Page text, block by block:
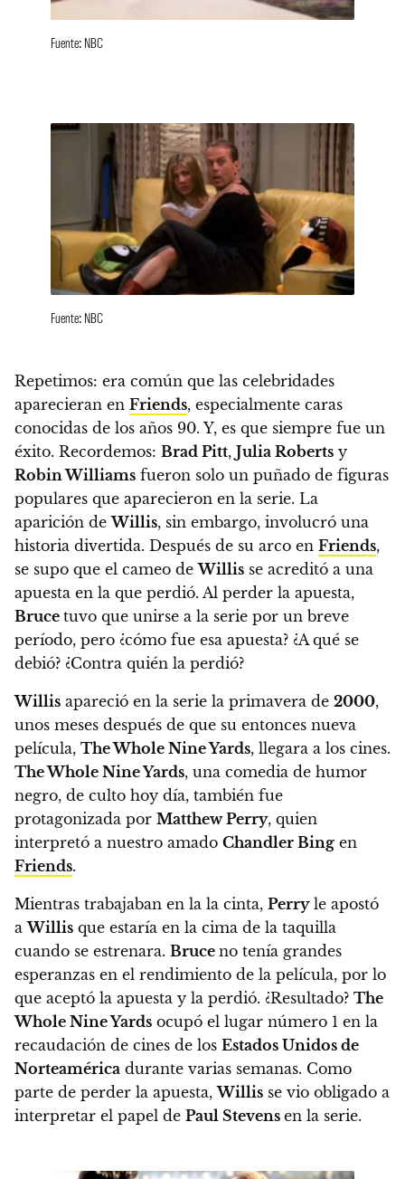
Fuente: NBC
Fuente: NBC
Repetimos: era común que las celebridades
aparecieran en Friends, especialmente caras
conocidas de los años 90. Y, es que siempre fue un
éxito. Recordemos: Brad Pitt, Julia Roberts y
Robin Williams fueron solo un puñado de figuras
populares que aparecieron en la serie. La
aparición deWillis, sin embargo, involucró una
historia divertida. Después de su arco en Friends,
se supo que el cameo deWillis se acreditó a una
apuesta en la que perdió. Al perder la apuesta,
Bruce tuvo que unirse a la serie por un breve
período, pero ¿cómo fue esa apuesta? ¿A qué se
debió? ¿Contra quién la perdió?
Willis apareció en la serie la primavera de 2000,
unos meses después de que su entonces nueva
película, The Whole Nine Yards, llegara a los cines.
The Whole Nine Yards, una comedia de humor
negro, de culto hoy día, también fue
protagonizada por Matthew Perry, quien
interpretó a nuestro amado Chandler Bing en
Friends.
Mientras trabajaban en la la cinta, Perryle apostó
aWillis que estaría en la cima de la taquilla
cuando se estrenara. Bruce no tenía grandes
esperanzas en el rendimiento de la película, por lo
que aceptó la apuesta y la perdió. ¿Resultado? The
Whole Nine Yards ocupó el lugar número 1 en la
recaudación de cines de los Estados Unidos de
Norteamérica durante varias semanas. Como
parte de perder la apuesta,Willis se vio obligado a
interpretar el papel de Paul Stevens en la serie.